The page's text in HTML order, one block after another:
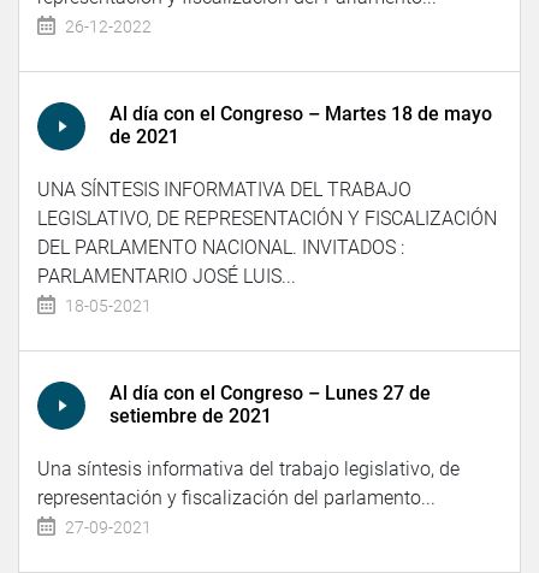
26-12-2022
Al día con el Congreso – Martes 18 de mayo
de 2021
UNA SÍNTESIS INFORMATIVA DEL TRABAJO
LEGISLATIVO, DE REPRESENTACIÓN Y FISCALIZACIÓN
DEL PARLAMENTO NACIONAL. INVITADOS :
PARLAMENTARIO JOSÉ LUIS...
18-05-2021
Al día con el Congreso – Lunes 27 de
setiembre de 2021
Una síntesis informativa del trabajo legislativo, de
representación y fiscalización del parlamento...
27-09-2021